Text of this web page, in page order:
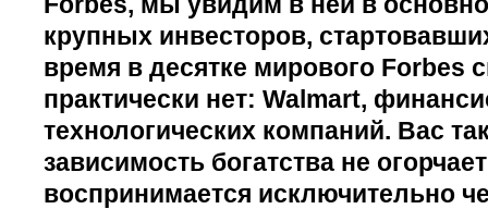
крупных инвесторов,
время в десятке мирового Forbes
практически нет: Walmart,
технологических компаний. Вас
зависимость богатства не
воспринимается исключительно